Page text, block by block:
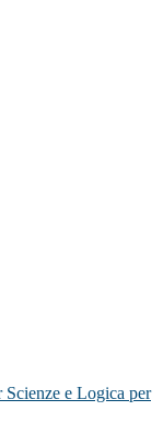
e Logica per